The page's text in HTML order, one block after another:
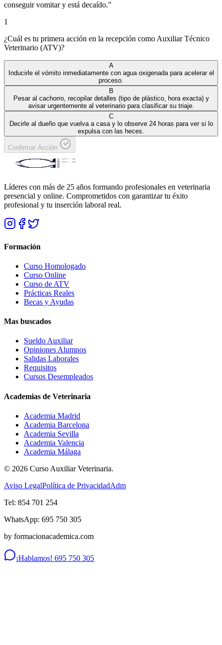
conseguir vomitar y está decaído."
1
¿Cuál es tu primera acción en la recepción como Auxiliar Técnico
Veterinario (ATV)?
A
Inducirle el vómito inmediatamente con agua oxigenada para acelerar el
proceso.
B
Pesar al cachorro, recopilar detalles (tipo de plástico, hora exacta) y
avisar urgentemente al veterinario para clasificar su triaje.
C
Decirle al dueño que vuelva a casa y lo observe 24 horas para ver si lo
expulsa con las heces.
Confirmar Acción
Líderes con más de 25 años formando profesionales en veterinaria
presencial y online. Comprometidos con garantizar tu éxito
profesional y tu inserción laboral real.
Formación
Curso Homologado
Curso Online
Curso de ATV
Prácticas Reales
Becas y Ayudas
Mas buscados
Sueldo Auxiliar
Opiniones Alumnos
Salidas Laborales
Requisitos
Cursos Desempleados
Academias de Veterinaria
Academia Madrid
Academia Barcelona
Academia Sevilla
Academia Valencia
Academia Málaga
© 2026 Curso Auxiliar Veterinaria.
Aviso LegalPolítica de PrivacidadAdm
Tel: 854 701 254
WhatsApp: 695 750 305
by formacionacademica.com
¡Hablamos! 695 750 305